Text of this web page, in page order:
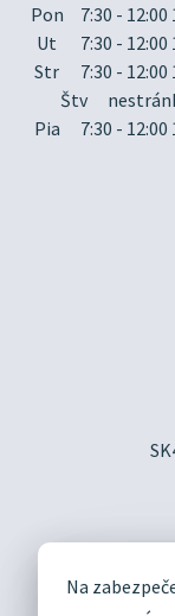
Na
Pon
7:30 - 12:00
Ut
7:30 - 12:00
Str
7:30 - 12:00
Štv
Pia
7:30 - 12:00